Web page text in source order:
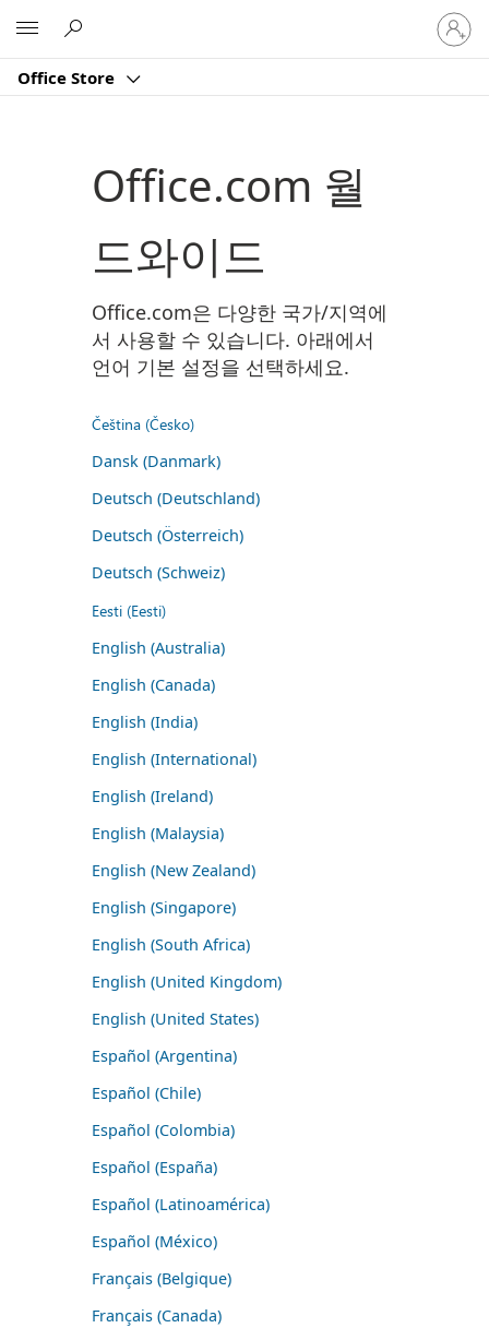
Office Store
귀
하
계
Office.com 월
드와이드
Office.com은 다양한 국가/지역에
서 사용할 수 있습니다. 아래에서
언어 기본 설정을 선택하세요.
Čeština (Česko)
Dansk (Danmark)
Deutsch (Deutschland)
Deutsch (Österreich)
Deutsch (Schweiz)
Eesti (Eesti)
English (Australia)
English (Canada)
English (India)
English (International)
English (Ireland)
English (Malaysia)
English (New Zealand)
English (Singapore)
English (South Africa)
English (United Kingdom)
English (United States)
Español (Argentina)
Español (Chile)
Español (Colombia)
Español (España)
Español (Latinoamérica)
Español (México)
Français (Belgique)
Français (Canada)